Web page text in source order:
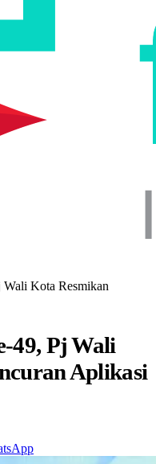
Kota Resmikan
49, Pj Wali
Aplikasi